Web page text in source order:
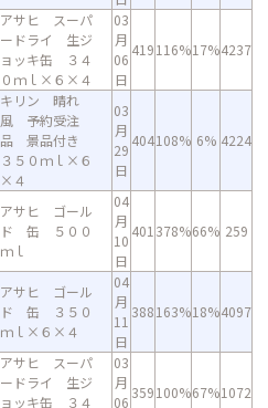
アサヒ スーパ
ードライ 生ジ
ョッキ缶 ３４
０ｍｌ×６×４
03
月
06
日
419116%17%4237
キリン 晴れ
風 予約受注
品 景品付き
３５０ｍｌ×６
×４
03
月
29
日
404108% 6% 4224
アサヒ ゴール
ド 缶 ５００
ｍｌ
04
月
10
日
401 378%66% 259
アサヒ ゴール
ド 缶 ３５０
ｍｌ×６×４
04
月
11
日
388163%18%4097
アサヒ スーパ
ードライ 生ジ
ョッキ缶 ３４
03
月
06
359100%67%1072